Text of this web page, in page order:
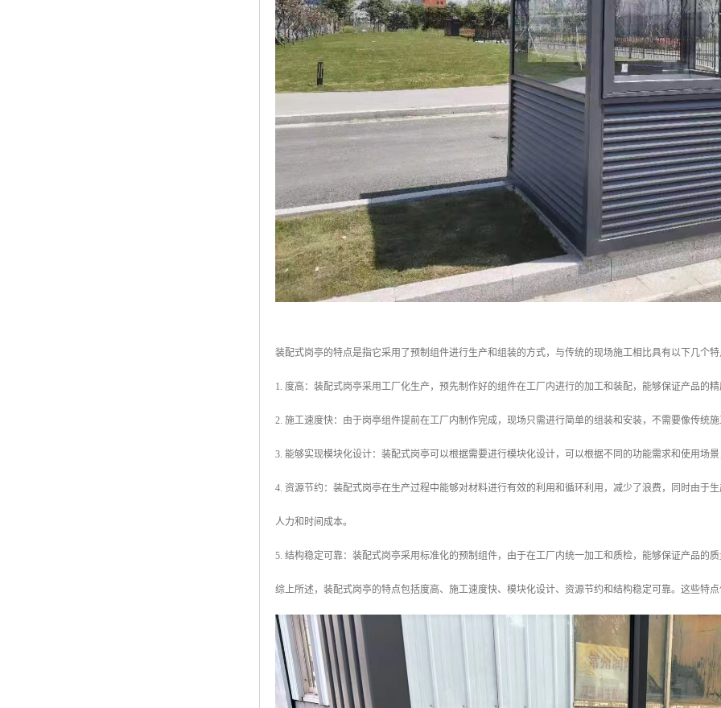
装配式岗亭的特点是指它采用了预制组件进行生产和组装的方式，与传统的现场施工相比具有以下几个
1. 度高：装配式岗亭采用工厂化生产，预先制作好的组件在工厂内进行的加工和装配，能够保证产品的
2. 施工速度快：由于岗亭组件提前在工厂内制作完成，现场只需进行简单的组装和安装，不需要像传统
3. 能够实现模块化设计：装配式岗亭可以根据需要进行模块化设计，可以根据不同的功能需求和使用场
4. 资源节约：装配式岗亭在生产过程中能够对材料进行有效的利用和循环利用，减少了浪费，同时由于
人力和时间成本。
5. 结构稳定可靠：装配式岗亭采用标准化的预制组件，由于在工厂内统一加工和质检，能够保证产品的
综上所述，装配式岗亭的特点包括度高、施工速度快、模块化设计、资源节约和结构稳定可靠。这些特